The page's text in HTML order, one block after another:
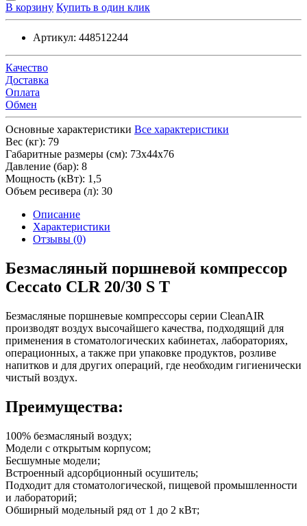
В корзину Купить в один клик
Артикул: 448512244
Качество
Доставка
Оплата
Обмен
Основные характеристики Все характеристики
Вес (кг): 79
Габаритные размеры (см): 73x44x76
Давление (бар): 8
Мощность (кВт): 1,5
Объем ресивера (л): 30
Описание
Характеристики
Отзывы (0)
Безмасляный поршневой компрессор
Ceccato CLR 20/30 S T
Безмасляные поршневые компрессоры серии CleanAIR
производят воздух высочайшего качества, подходящий для
применения в стоматологических кабинетах, лабораториях,
операционных, а также при упаковке продуктов, розливе
напитков и для других операций, где необходим гигиенически
чистый воздух.
Преимущества:
100% безмасляный воздух;
Модели с открытым корпусом;
Бесшумные модели;
Встроенный адсорбционный осушитель;
Подходит для стоматологической, пищевой промышленности
и лабораторий;
Обширный модельный ряд от 1 до 2 кВт;